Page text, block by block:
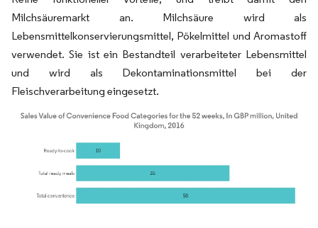
Milchsäuremarkt an. Milchsäure wird als
Lebensmittelkonservierungsmittel, Pökelmittel und Aromastoff
verwendet. Sie ist ein Bestandteil verarbeiteter Lebensmittel
und wird als Dekontaminationsmittel bei der
Fleischverarbeitung eingesetzt.